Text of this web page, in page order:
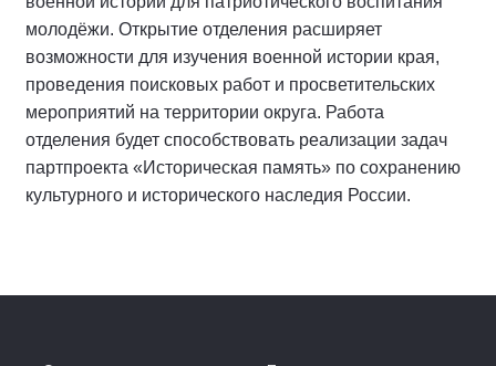
молодёжи. Открытие отделения расширяет
возможности для изучения военной истории края,
проведения поисковых работ и просветительских
мероприятий на территории округа. Работа
отделения будет способствовать реализации задач
партпроекта «Историческая память» по сохранению
культурного и исторического наследия России.